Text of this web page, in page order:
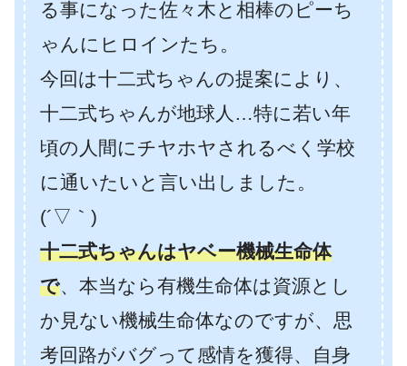
る事になった佐々木と相棒のピーち
ゃんにヒロインたち。
今回は十二式ちゃんの提案により、
十二式ちゃんが地球人…特に若い年
頃の人間にチヤホヤされるべく学校
に通いたいと言い出しました。
(´▽｀)
十二式ちゃんはヤベー機械生命体
で、本当なら有機生命体は資源とし
か見ない機械生命体なのですが、思
考回路がバグって感情を獲得、自身